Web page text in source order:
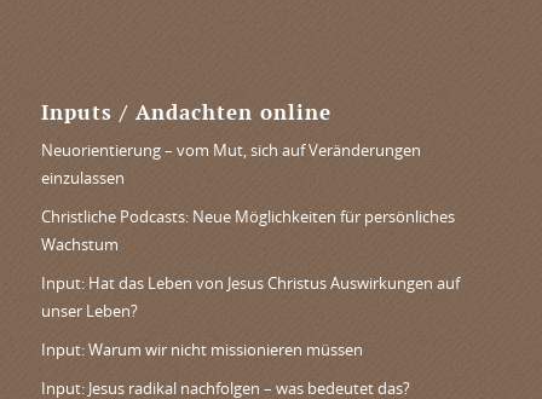
Inputs / Andachten online
Neuorientierung – vom Mut, sich auf Veränderungen
einzulassen
Christliche Podcasts: Neue Möglichkeiten für persönliches
Wachstum
Input: Hat das Leben von Jesus Christus Auswirkungen auf
unser Leben?
Input: Warum wir nicht missionieren müssen
Input: Jesus radikal nachfolgen – was bedeutet das?